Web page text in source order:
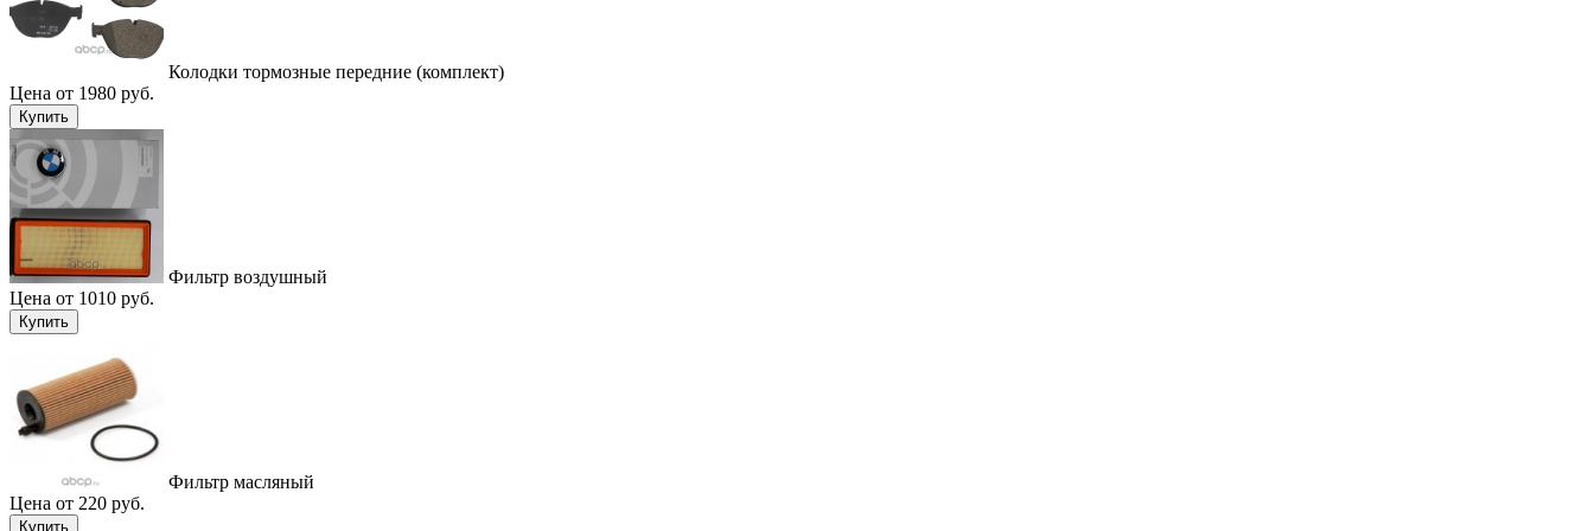
Колодки тормозные передние (комплект)
Цена от 1980 руб.
Купить
Фильтр воздушный
Цена от 1010 руб.
Купить
Фильтр масляный
Цена от 220 руб.
Купить